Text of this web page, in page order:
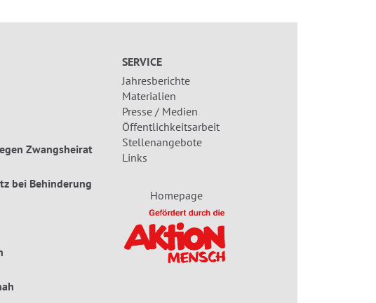
Zwangsheirat
bei Behinderung
SERVICE
Jahresberichte
Materialien
Presse / Medien
Öffentlichkeitsarbeit
Stellenangebote
Links
Homepage